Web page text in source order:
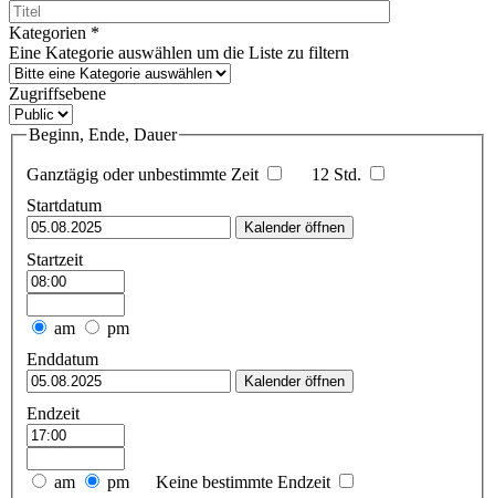
Kategorien *
Eine Kategorie auswählen um die Liste zu filtern
Zugriffsebene
Beginn, Ende, Dauer
Ganztägig oder unbestimmte Zeit
12 Std.
Startdatum
Kalender öffnen
Startzeit
am
pm
Enddatum
Kalender öffnen
Endzeit
am pm
Keine bestimmte Endzeit